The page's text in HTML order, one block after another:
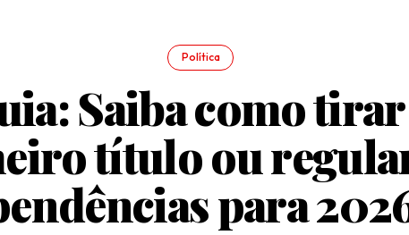
Política
Saiba como
título ou
para